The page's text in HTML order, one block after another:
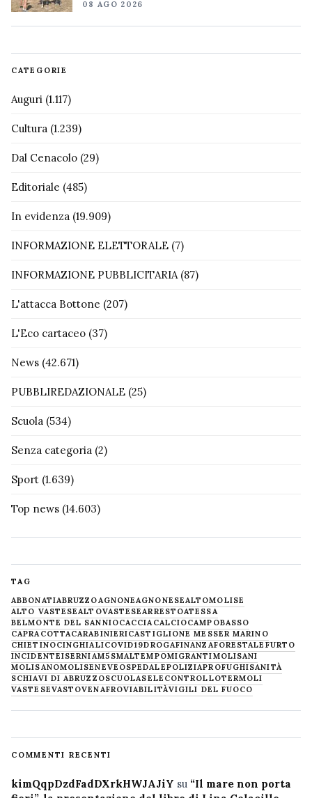
08 AGO 2026
CATEGORIE
Auguri (1.117)
Cultura (1.239)
Dal Cenacolo (29)
Editoriale (485)
In evidenza (19.909)
INFORMAZIONE ELETTORALE (7)
INFORMAZIONE PUBBLICITARIA(87)
L'attacca Bottone (207)
L'Eco cartaceo (37)
News (42.671)
PUBBLIREDAZIONALE (25)
Scuola (534)
Senza categoria (2)
Sport (1.639)
Top news (14.603)
TAG
ABBONATIABRUZZOAGNONEAGNONESEALTOMOLISE
ALTO VASTESEALTOVASTESEARRESTOATESSA
BELMONTE DEL SANNIOCACCIACALCIOCAMPOBASSO
CAPRACOTTACARABINIERICASTIGLIONE MESSER MARINO
CHIETINOCINGHIALICOVID19DROGAFINANZAFORESTALE FURTO
INCIDENTEISERNIAM5SMALTEMPOMIGRANTIMOLISANI
MOLISANOMOLISENEVE OSPEDALEPOLIZIAPROFUGHISANITÀ
SCHIAVI DI ABRUZZOSCUOLASELECONTROLLOTERMOLI
VASTESEVASTOVENAFROVIABILITÀVIGILI DEL FUOCO
COMMENTI RECENTI
kimQqpDzdFadDXrkHWJAJiY su “Il mare non porta